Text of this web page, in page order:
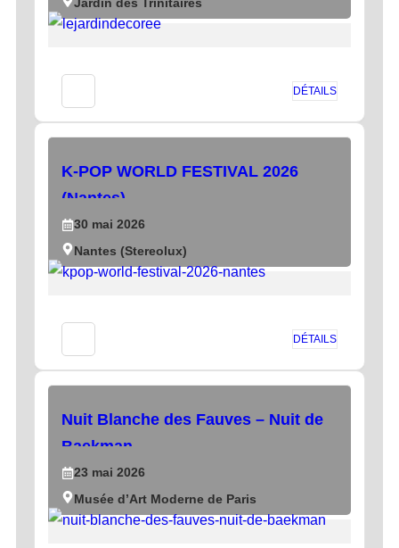
DÉTAILS
K-POP WORLD FESTIVAL 2026
(Nantes)
30 mai 2026
Nantes (Stereolux)
DÉTAILS
Nuit Blanche des Fauves – Nuit de
Baekman
23 mai 2026
Musée d’Art Moderne de Paris